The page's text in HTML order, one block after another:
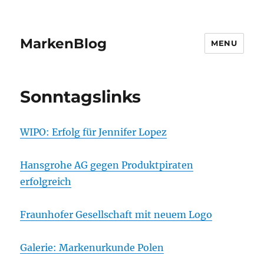
MarkenBlog MENU
Sonntagslinks
WIPO: Erfolg für Jennifer Lopez
Hansgrohe AG gegen Produktpiraten
erfolgreich
Fraunhofer Gesellschaft mit neuem Logo
Galerie: Markenurkunde Polen